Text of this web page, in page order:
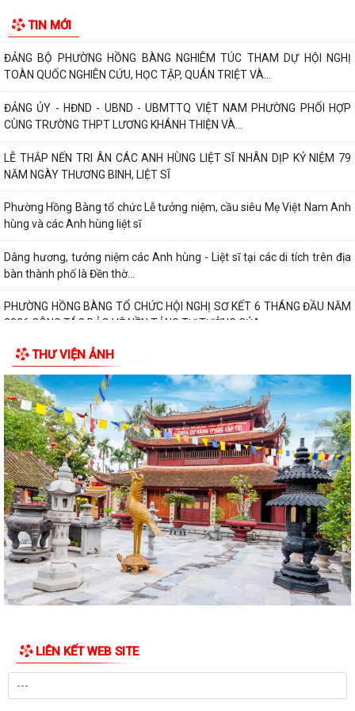
TIN MỚI
Phường Hồng Bàng tổ chức Lễ tưởng niệm, cầu siêu Mẹ Việt Nam Anh
hùng và các Anh hùng liệt sĩ
bàn thành phố là Đền thờ...
2026 CÔNG TÁC BẢO VỆ NỀN TẢNG TƯ TƯỞNG CỦA...
thương binh, thân nhân liệt sỹ CAND
động của bộ máy chính quyền cơ...
CHUYỆN TRUYỀN THỐNG NHÂN KỶ NIỆM 79 NĂM NGÀY...
Chủ tịch UBND thành phố tặng Bằng...
Đoàn lãnh đạo Đảng uỷ - HĐND - UBND - UBMTQ Việt Nam phường
Hồng Bàng thăm và tặng quà các gia đình...
PHƯỜNG HỒNG BÀNG PHỐI HỢP VỚI CÁC ĐƠN VỊ, DOANH NGHIỆP VÀ
CÁC NHÀ HẢO TÂM TỔ CHỨC TẶNG QUÀ TRI ÂN...
TUỔI TRẺ PHƯỜNG HỒNG BÀNG THĂM, TẶNG QUÀ CÁC GIA ĐÌNH
CHÍNH SÁCH NHÂN KỶ NIỆM 79 NĂM NGÀY THƯƠNG...
Đoàn lãnh đạo Đảng uỷ - HĐND - UBND - UBMTQ Việt Nam phường
Hồng Bàng thăm và tặng quà các gia đình...
THÔNG BÁO: Tổ chức Lễ tưởng niệm và cầu siêu các Bà mẹ Việt Nam
anh hùng, Anh hùng Liệt sĩ nhân...
Hồng Bàng thăm và tặng quà các gia đình...
PHƯỜNG HỒNG BÀNG PHỐI HỢP VỚI NHÓM THIỆN NGUYỆN GIA ĐÌNH
TRÍ TUỆ TÌNH NGƯỜI TỔ CHỨC TẶNG QUÀ TRI ÂN...
THƯ VIỆN ẢNH
LIÊN KẾT WEB SITE